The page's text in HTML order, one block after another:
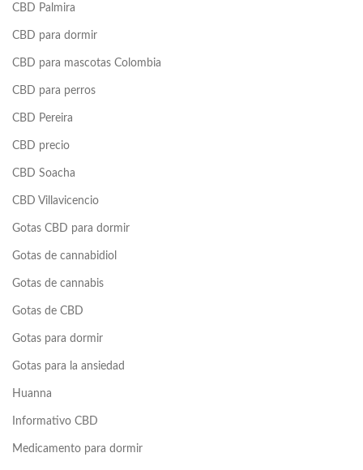
CBD Palmira
CBD para dormir
CBD para mascotas Colombia
CBD para perros
CBD Pereira
CBD precio
CBD Soacha
CBD Villavicencio
Gotas CBD para dormir
Gotas de cannabidiol
Gotas de cannabis
Gotas de CBD
Gotas para dormir
Gotas para la ansiedad
Huanna
Informativo CBD
Medicamento para dormir